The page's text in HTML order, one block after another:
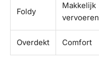
Foldy
Makkelijk
vervoeren
Overdekt Comfort